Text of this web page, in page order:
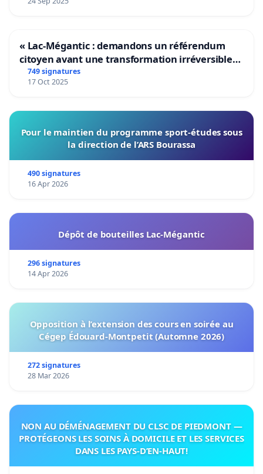
« Lac-Mégantic : demandons un référendum
citoyen avant une transformation irréversible
de notre territoire »
749 signatures
17 Oct 2025
Pour le maintien du programme sport-études sous
la direction de l’ARS Bourassa
490 signatures
16 Apr 2026
Dépôt de bouteilles Lac-Mégantic
296 signatures
14 Apr 2026
Opposition à l’extension des cours en soirée au
Cégep Édouard-Montpetit (Automne 2026)
272 signatures
28 Mar 2026
NON AU DÉMÉNAGEMENT DU CLSC DE PIEDMONT —
PROTÉGEONS LES SOINS À DOMICILE ET LES SERVICES
DANS LES PAYS-D’EN-HAUT!